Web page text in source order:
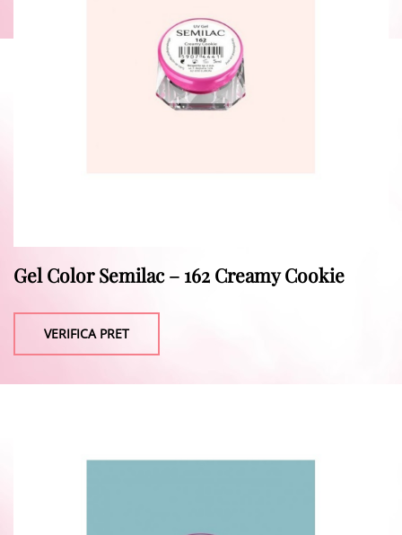
Gel Color Semilac – 162 Creamy Cookie
VERIFICA PRET